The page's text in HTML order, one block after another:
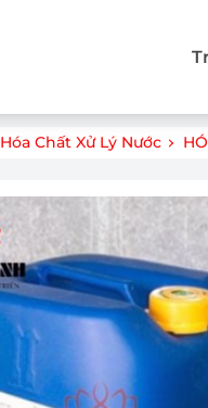
Hóa Chất Xử Lý Nước